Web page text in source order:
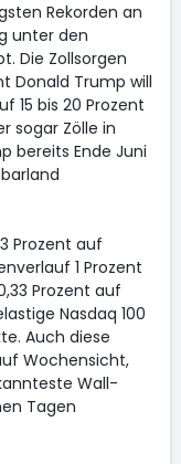
Rekorden an
unter den
Die Zollsorgen
Donald Trump will
15 bis 20 Prozent
sogar Zölle in
bereits Ende Juni
Prozent auf
1 Prozent
Prozent auf
Nasdaq 100
Auch diese
Wochensicht,
Wall-
Tagen